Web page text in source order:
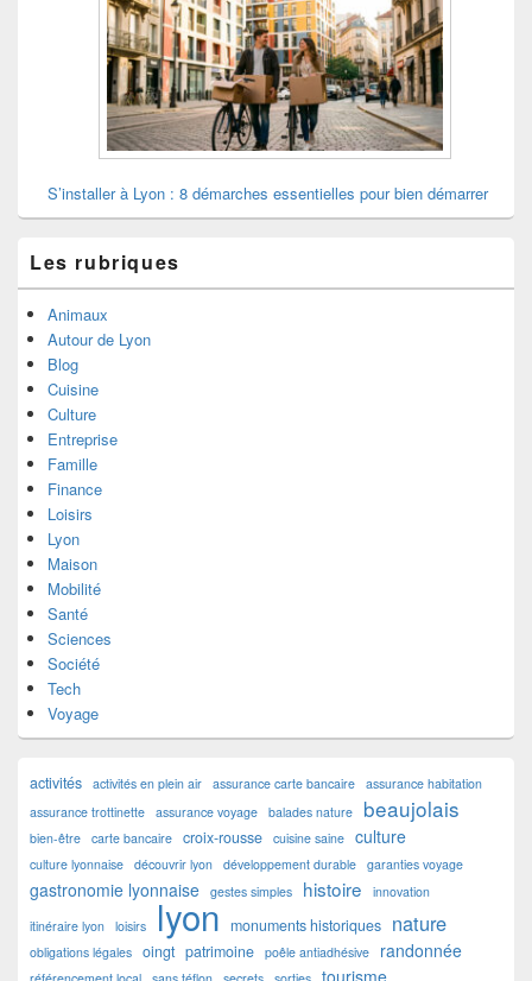
S’installer à Lyon : 8 démarches essentielles pour bien démarrer
Les rubriques
Animaux
Autour de Lyon
Blog
Cuisine
Culture
Entreprise
Famille
Finance
Loisirs
Lyon
Maison
Mobilité
Santé
Sciences
Société
Tech
Voyage
activités activités en plein air assurance carte bancaire assurance habitation
assurance trottinette assurance voyage balades nature beaujolais
bien-être carte bancaire croix-rousse cuisine saine culture
culture lyonnaise découvrir lyon développement durable garanties voyage
gastronomie lyonnaise gestes simples histoire
innovation
itinéraire lyon loisirs lyon monuments historiques nature
obligations légales oingt patrimoine poêle antiadhésive randonnée